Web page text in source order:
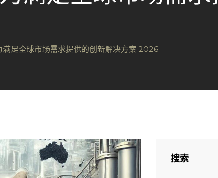
满足全球市场需求提供的创新解决方案 2026
搜索